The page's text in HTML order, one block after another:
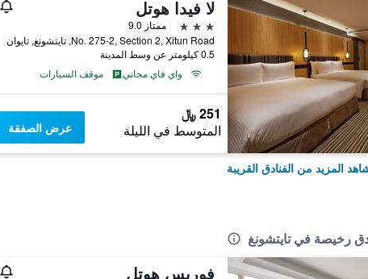
لا فيدا هوتل
3 نجوم
ممتاز 9.0
No. 275-2, Section 2, Xitun Road, تايتشونغ, تايوان
0.5 كيلومتر عن وسط المدينة
واي فاي مجاني
موقف السيارات
251 ﷼
المتوسط في الليلة عرض الصفقة
المزيد من الفنادق القريبة
رخيصة في تايتشونغ
فوربس هوتل